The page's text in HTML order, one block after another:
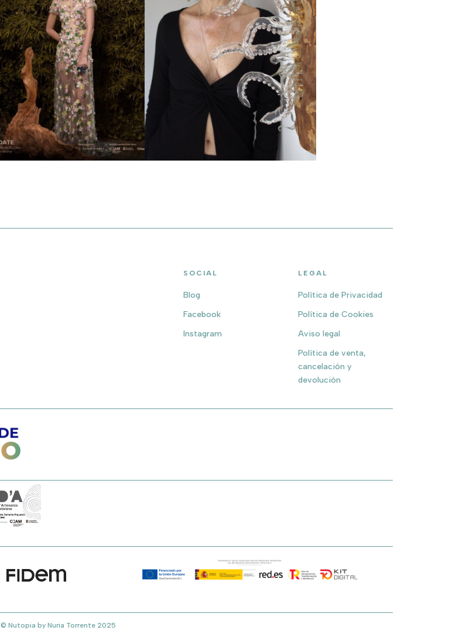
SOCIAL
Blog
Facebook
Instagram
LEGAL
Política de Privacidad
Política de Cookies
Aviso legal
Política de venta,
cancelación y
devolución
© Nutopia by Nuria Torrente 2025